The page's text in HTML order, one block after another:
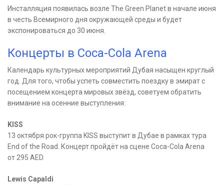
Инсталляция появилась возле The Green Planet в начале июня
в честь Всемирного дня окружающей среды и будет
экспонироваться до 30 июня.
Концерты в Coca-Cola Arena
Календарь культурных мероприятий Дубая насыщен круглый
год. Для того, чтобы успеть совместить поездку в эмират с
посещением концерта мировых звёзд, советуем обратить
внимание на осенние выступления:
KISS
13 октября рок-группа KISS выступит в Дубае в рамках тура
End of the Road. Концерт пройдёт на сцене Coca-Cola Arena
от 295 AED.
Lewis Capaldi